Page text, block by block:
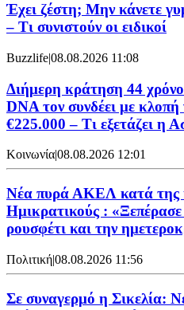
Έχει ζέστη; Μην κάνετε
– Τι συνιστούν οι ειδικοί
Buzzlife|08.08.2026 11:08
Διήμερη κράτηση 44
DNA τον συνδέει με κλοπή
€225.000 – Τι εξετάζει η
Κοινωνία|08.08.2026 12:01
Νέα πυρά ΑΚΕΛ κατά της
Ημικρατικούς :
ρουσφέτι και την
Πολιτική|08.08.2026 11:56
Σε συναγερμό η Σικελία: